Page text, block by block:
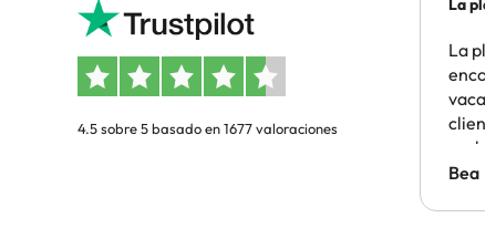
4.5 sobre 5 basado en 1677 valoraciones
La
La
Bea